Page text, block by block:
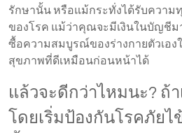
รักษานั้น หรือแม้กระทั่งได้รับความ
ของโรค แม้ว่าคุณจะมีเงินในบัญชีม
ซื้อความสมบูรณ์ของร่างกายตัวเอง
สุขภาพที่ดีเหมือนก่อนหน้าได้
แล้วจะดีกว่าไหมนะ? ถ้
โดยเริ่มป้องกันโรคภัยไ